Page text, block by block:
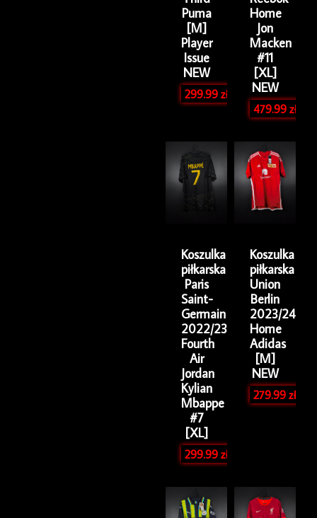
Puma
[M]
Player
Issue
NEW
299.99zł
Home
Jon
Macken
#11
[XL]
NEW
479.99zł
Koszulka
piłkarska
Paris
Saint-
Germain
2022/23
Fourth
Air
Jordan
Kylian
Mbappe
#7
[XL]
299.99zł
Koszulka
piłkarska
Union
Berlin
2023/24
Home
Adidas
[M]
NEW
279.99zł